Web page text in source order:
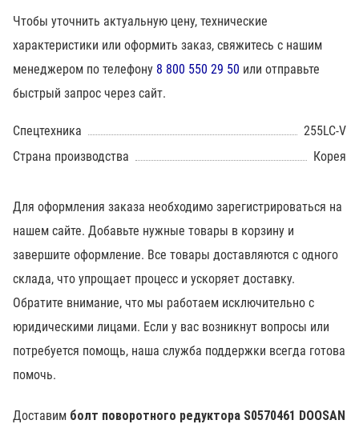
Чтобы уточнить актуальную цену, технические
характеристики или оформить заказ, свяжитесь с нашим
менеджером по телефону 8 800 550 29 50 или отправьте
быстрый запрос через сайт.
Спецтехника
255LC-V
Страна производства
Корея
Для оформления заказа необходимо зарегистрироваться на
нашем сайте. Добавьте нужные товары в корзину и
завершите оформление. Все товары доставляются с одного
склада, что упрощает процесс и ускоряет доставку.
Обратите внимание, что мы работаем исключительно с
юридическими лицами. Если у вас возникнут вопросы или
потребуется помощь, наша служба поддержки всегда готова
помочь.
Доставим болт поворотного редуктора S0570461 DOOSAN